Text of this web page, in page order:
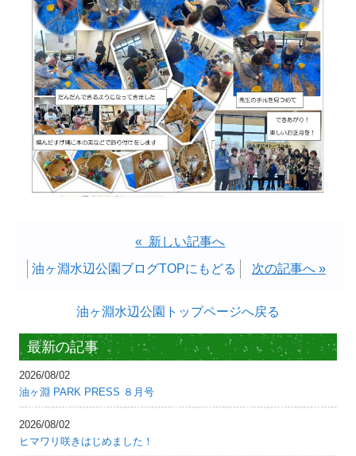
« 新しい記事へ
油ヶ淵水辺公園ブログTOPにもどる
次の記事へ »
油ヶ淵水辺公園トップページへ戻る
最新の記事
2026/08/02
油ヶ淵 PARK PRESS ８月号
2026/08/02
ヒマワリ咲きはじめました！